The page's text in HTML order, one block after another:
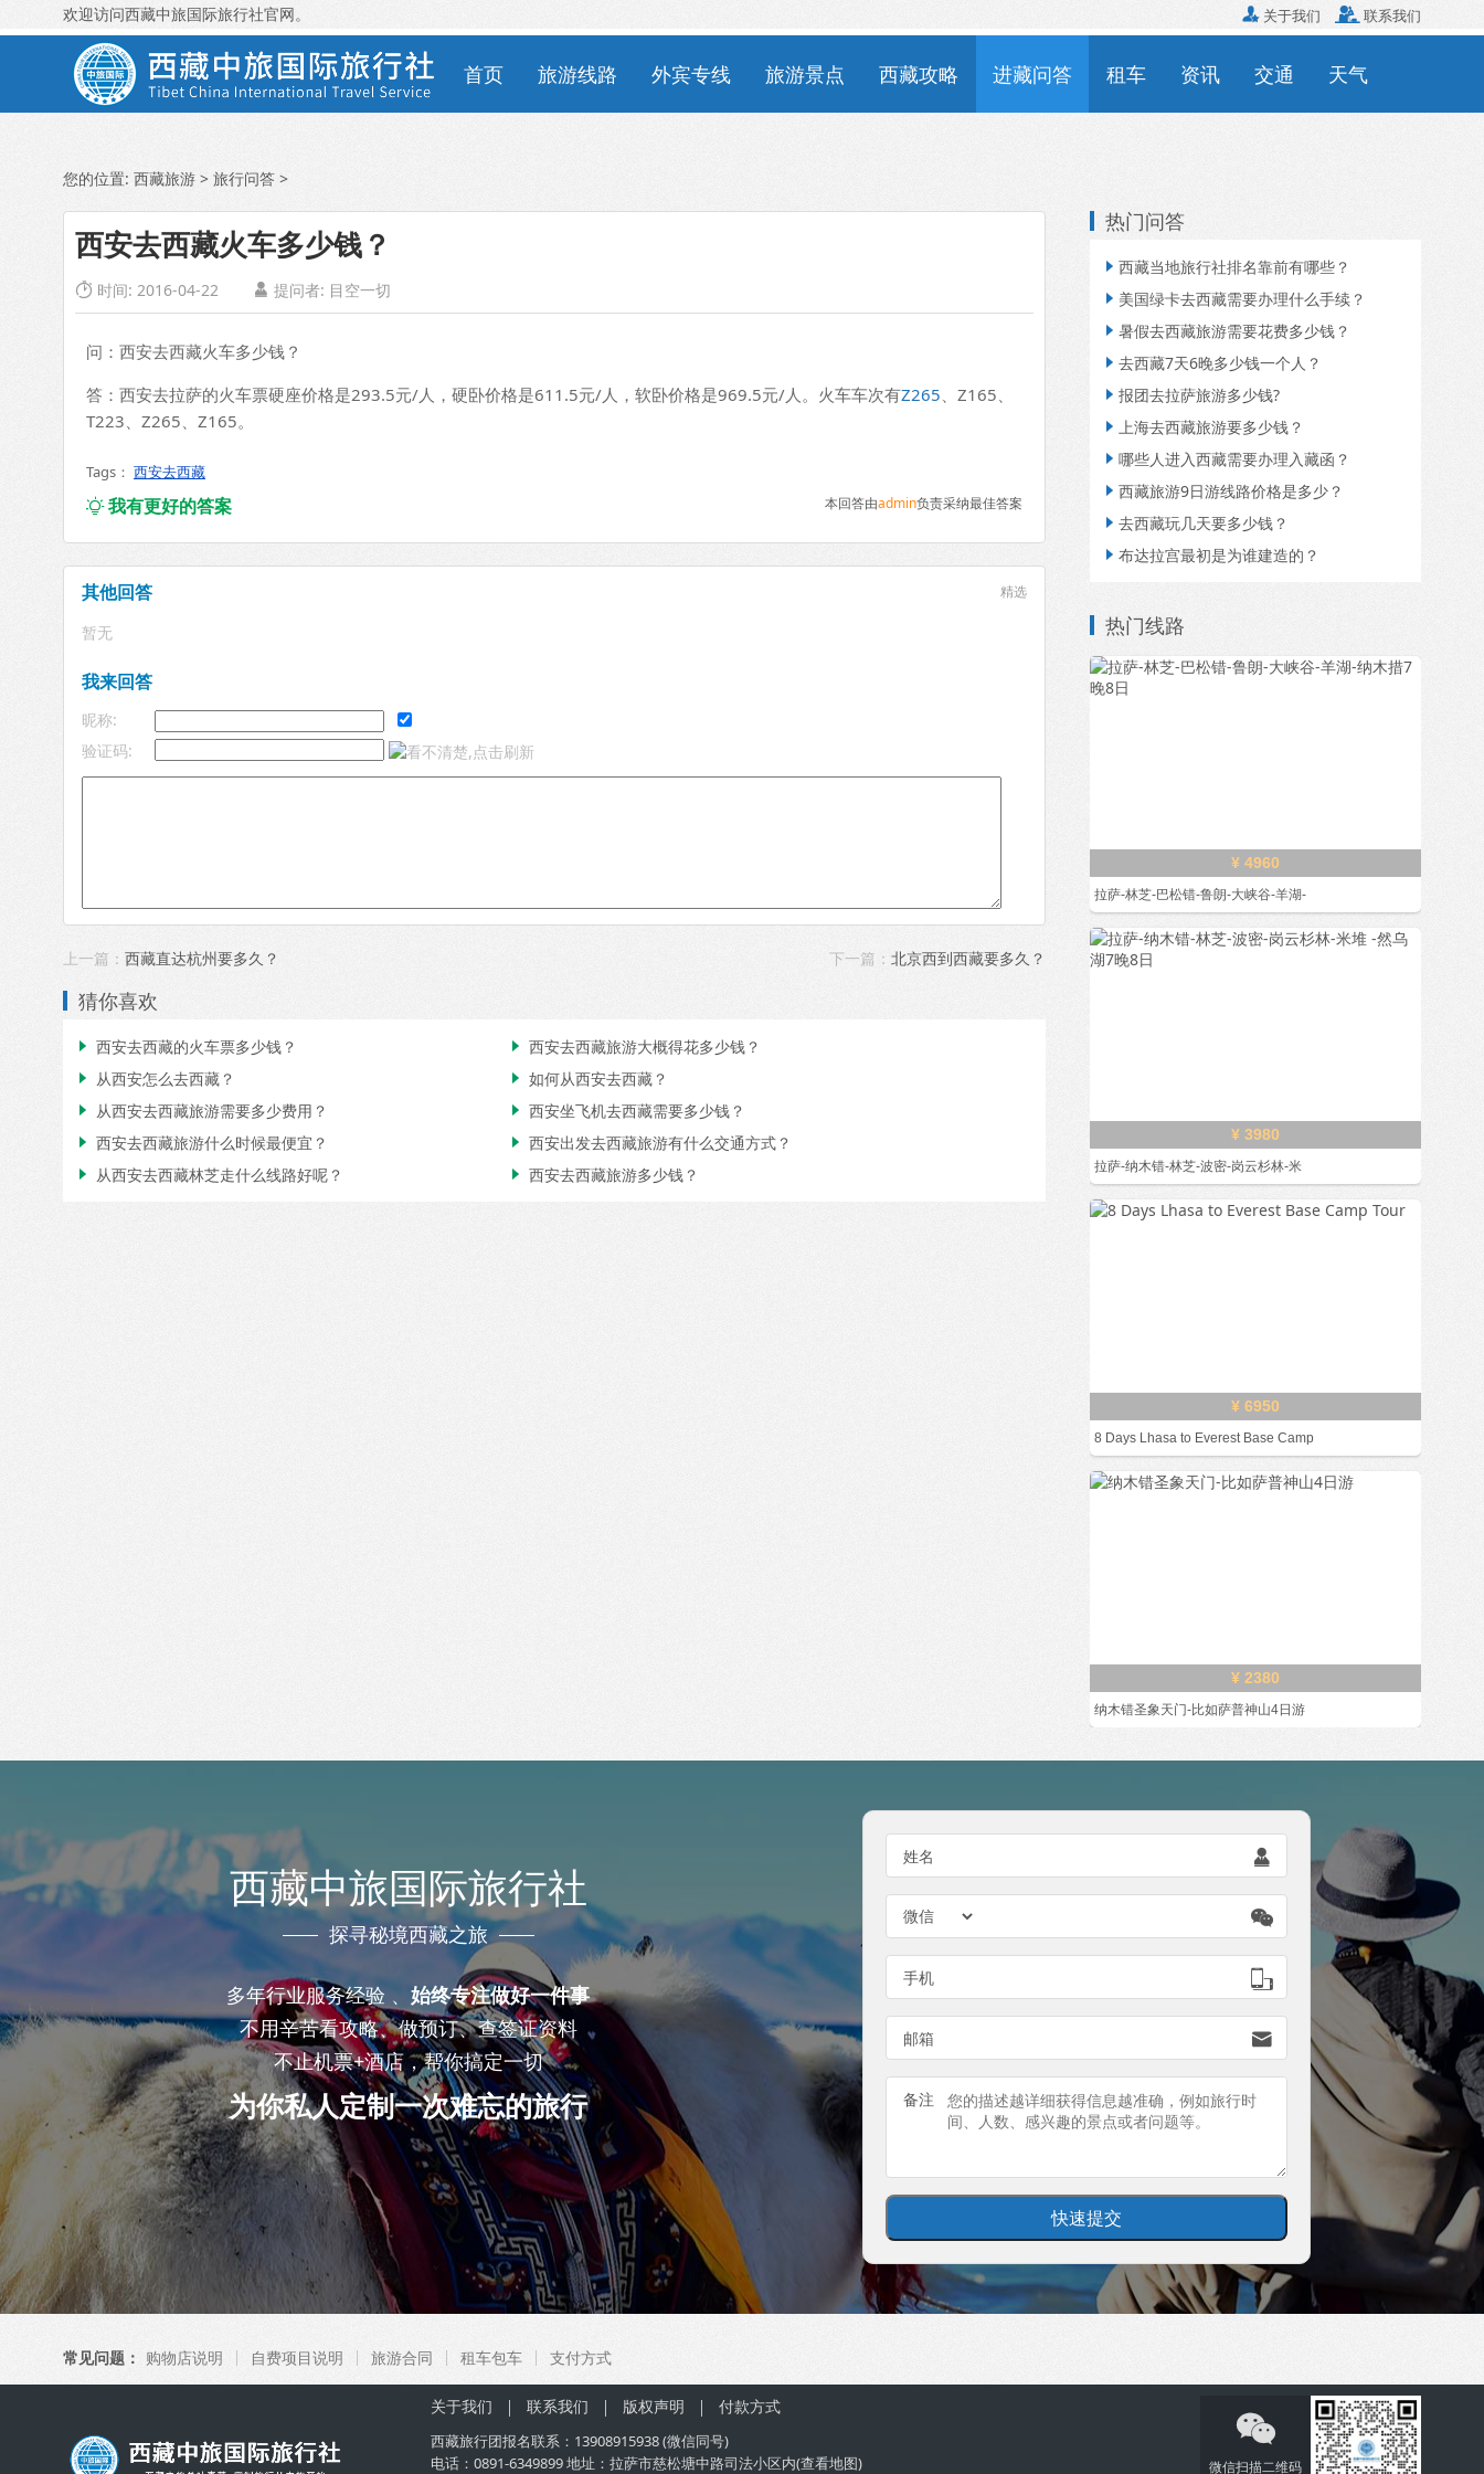
欢迎访问西藏中旅国际旅行社官网。  关于我们  联系我们
首页 旅游线路 外宾专线 旅游景点 西藏攻略 进藏问答 租车 资讯 交通 天气
您的位置: 西藏旅游 > 旅行问答 >
西安去西藏火车多少钱？
 时间: 2016-04-22  提问者: 目空一切
问：西安去西藏火车多少钱？
答：西安去拉萨的火车票硬座价格是293.5元/人，硬卧价格是611.5元/人，软卧价格是969.5元/人。火车车次有Z265、Z165、
T223、Z265、Z165。
Tags： 西安去西藏
我有更好的答案 本回答由admin负责采纳最佳答案
其他回答 精选
暂无
我来回答
昵称:
验证码:
上一篇： 西藏直达杭州要多久？ 下一篇： 北京西到西藏要多久？
猜你喜欢
 西安去西藏的火车票多少钱？  西安去西藏旅游大概得花多少钱？
 从西安怎么去西藏？  如何从西安去西藏？
 从西安去西藏旅游需要多少费用？  西安坐飞机去西藏需要多少钱？
 西安去西藏旅游什么时候最便宜？  西安出发去西藏旅游有什么交通方式？
 从西安去西藏林芝走什么线路好呢？  西安去西藏旅游多少钱？
热门问答
 西藏当地旅行社排名靠前有哪些？
 美国绿卡去西藏需要办理什么手续？
 暑假去西藏旅游需要花费多少钱？
 去西藏7天6晚多少钱一个人？
 报团去拉萨旅游多少钱?
 上海去西藏旅游要多少钱？
 哪些人进入西藏需要办理入藏函？
 西藏旅游9日游线路价格是多少？
 去西藏玩几天要多少钱？
 布达拉宫最初是为谁建造的？
热门线路
¥ 4960
拉萨-林芝-巴松错-鲁朗-大峡谷-羊湖-
¥ 3980
拉萨-纳木错-林芝-波密-岗云杉林-米
¥ 6950
8 Days Lhasa to Everest Base Camp
¥ 2380
纳木错圣象天门-比如萨普神山4日游
西藏中旅国际旅行社
探寻秘境西藏之旅
多年行业服务经验 、 始终专注做好一件事
不用辛苦看攻略、做预订、查签证资料
不止机票+酒店，帮你搞定一切
为你私人定制一次难忘的旅行
姓名 

手机 
邮箱 
备注
常见问题： 购物店说明 自费项目说明 旅游合同 租车包车 支付方式
关于我们 联系我们 版权声明 付款方式
西藏旅行团报名联系： 13908915938(微信同号)
电话：0891-6349899 地址：拉萨市慈松塘中路司法小区内(查看地图)

微信扫描二维码